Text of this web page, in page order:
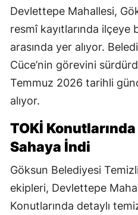
Devlettepe Mahallesi,
resmî kayıtlarında ilçeye
arasında yer alıyor.
Cüce’nin görevini
Temmuz 2026 tarihli
alıyor.
TOKİ
Sahaya İndi
Göksun Belediyesi
ekipleri, Devlettepe
Konutlarında detaylı